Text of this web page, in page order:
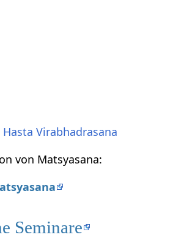
Virabhadrasana
von Matsyasana:
Seminare